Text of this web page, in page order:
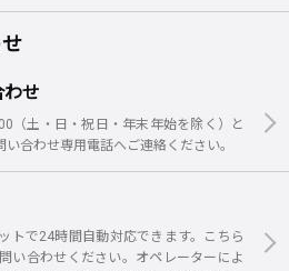
せ
（土・日・祝日・年末年始を除く）と
合わせ専用電話へご連絡ください。
トで24時間自動対応できます。こちら
い合わせください。オペレーターによ